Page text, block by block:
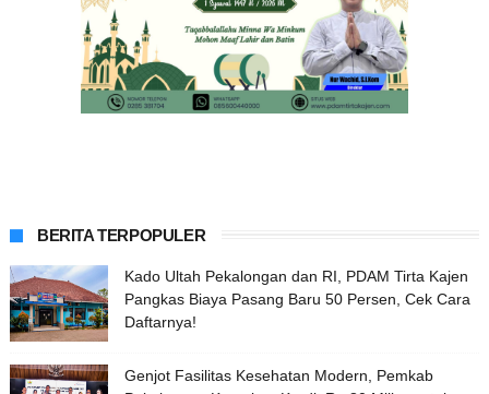
BERITA TERPOPULER
Kado Ultah Pekalongan dan RI, PDAM Tirta Kajen
Pangkas Biaya Pasang Baru 50 Persen, Cek Cara
Daftarnya!
Genjot Fasilitas Kesehatan Modern, Pemkab